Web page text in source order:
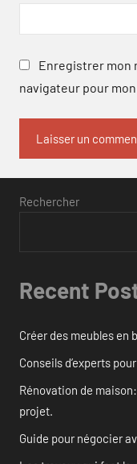
Enregistrer mon
navigateur pour
Rechercher
Recent
Créer des meubles en
Conseils d’experts
Rénovation de
projet.
Guide pour négocier